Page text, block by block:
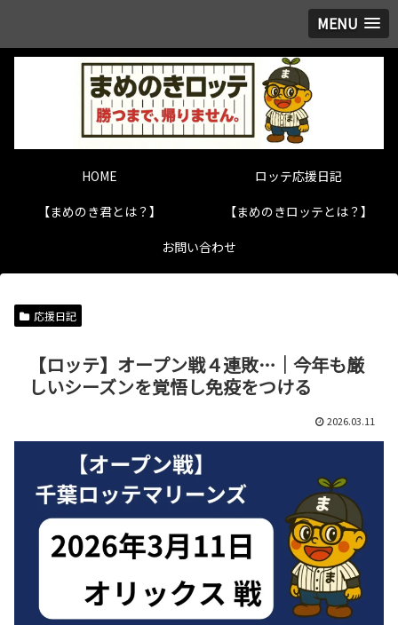
MENU
HOME
ロッテ応援日記
【まめのき君とは？】
【まめのきロッテとは？】
お問い合わせ
応援日記
【ロッテ】オープン戦４連敗…｜今年も厳
しいシーズンを覚悟し免疫をつける
2026.03.11